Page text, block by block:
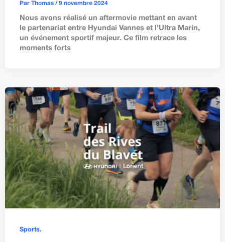
ParThomas/9 novembre 2024
Nous avons réalisé un aftermovie mettant en avant
le partenariat entre Hyundai Vannes et l’Ultra Marin,
un événement sportif majeur. Ce film retrace les
moments forts
Sports.